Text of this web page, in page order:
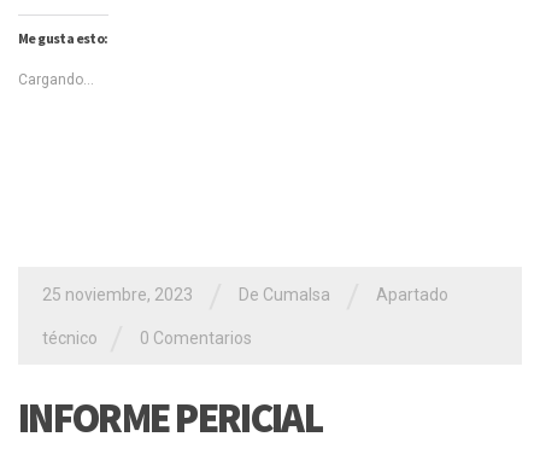
Me gusta esto:
Cargando...
25 noviembre, 2023 De Cumalsa Apartado
técnico 0 Comentarios
INFORME PERICIAL